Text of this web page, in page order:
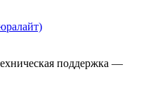
поддержка —